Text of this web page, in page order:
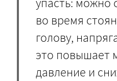
во время
голову,
это повышает
давление и